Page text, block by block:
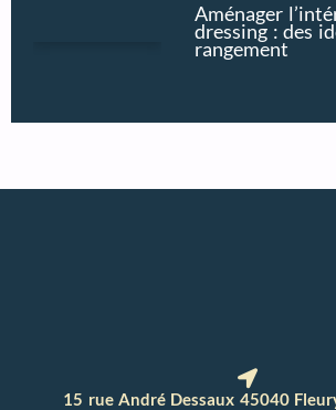
Aménager
dressing : des
rangement
15 rue André Dessaux 45040